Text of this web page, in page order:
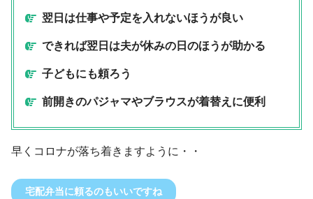
翌日は仕事や予定を入れないほうが良い
できれば翌日は夫が休みの日のほうが助かる
子どもにも頼ろう
前開きのパジャマやブラウスが着替えに便利
早くコロナが落ち着きますように・・
宅配弁当に頼るのもいいですね